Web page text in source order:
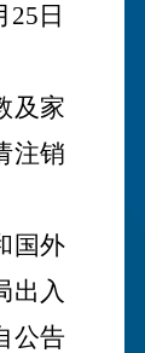
25日
及家
注销
国外
出入
公告